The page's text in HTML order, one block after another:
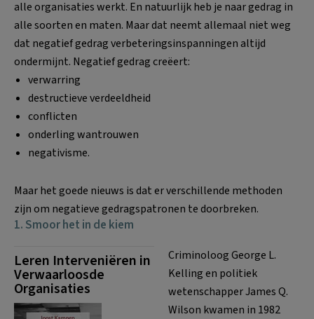
alle organisaties werkt. En natuurlijk heb je naar gedrag in
alle soorten en maten. Maar dat neemt allemaal niet weg
dat negatief gedrag verbeteringsinspanningen altijd
ondermijnt. Negatief gedrag creëert:
verwarring
destructieve verdeeldheid
conflicten
onderling wantrouwen
negativisme.
Maar het goede nieuws is dat er verschillende methoden
zijn om negatieve gedragspatronen te doorbreken.
1. Smoor het in de kiem
Leren Interveniëren in
Verwaarloosde
Organisaties
Criminoloog George L.
Kelling en politiek
wetenschapper James Q.
Wilson kwamen in 1982